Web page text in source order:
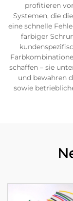
profitieren
Systemen, die
eine schnelle
farbiger
schaffen – sie
und bewahren
sowie